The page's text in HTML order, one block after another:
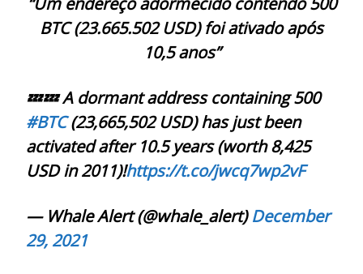
BTC (23.665.502 USD) foi ativado após
10,5 anos”
💤💤 A dormant address containing 500
#BTC(23,665,502 USD) has just been
activated after 10.5 years (worth 8,425
USD in 2011)!https://t.co/jwcq7wp2vF
— Whale Alert (@whale_alert)December
29, 2021